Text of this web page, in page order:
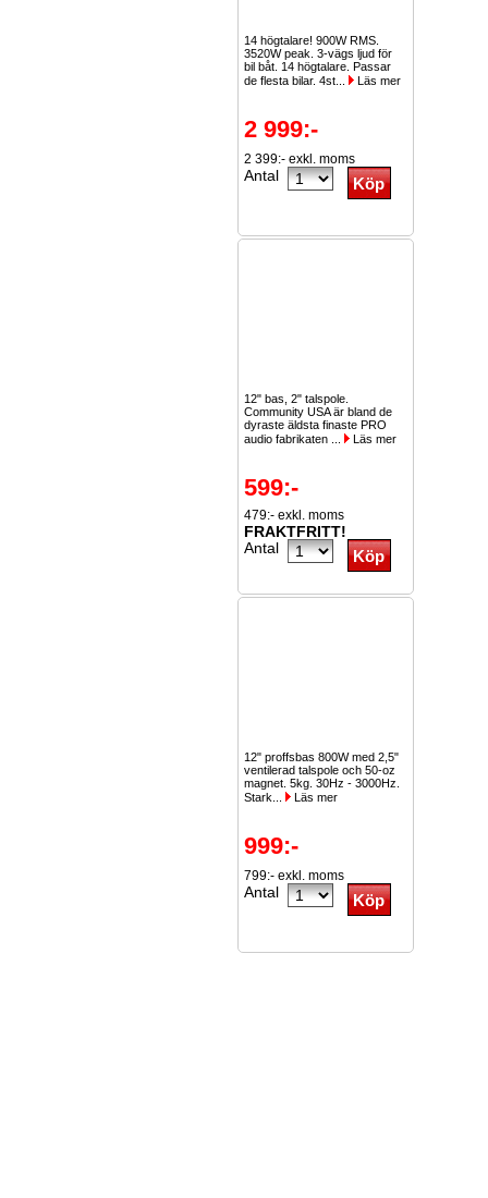
14 högtalare! 900W RMS.
3520W peak. 3-vägs ljud för
bil båt. 14 högtalare. Passar
de flesta bilar. 4st...
Läs mer
2 999:-
2 399:- exkl. moms
Antal
12" bas, 2" talspole.
Community USA är bland de
dyraste äldsta finaste PRO
audio fabrikaten ...
Läs mer
599:-
479:- exkl. moms
FRAKTFRITT!
Antal
12" proffsbas 800W med 2,5"
ventilerad talspole och 50-oz
magnet. 5kg. 30Hz - 3000Hz.
Stark...
Läs mer
999:-
799:- exkl. moms
Antal